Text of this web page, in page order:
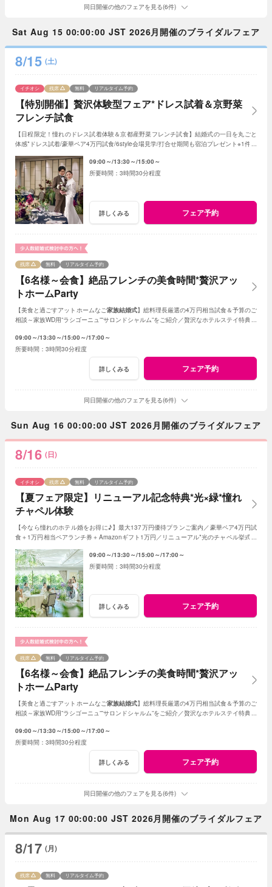
同日開催の他のフェアを見る(6件)
Sat Aug 15 00:00:00 JST 2026月開催のブライダルフェア
8/15 (土)
【特別開催】贅沢体験型フェア*ドレス試着＆京野菜
フレンチ試食
イチオシ 残席 無料 リアルタイム予約
【日程限定！憧れのドレス試着体験＆京都産野菜フレンチ試食】結婚式の一日を丸ごと
体感*ドレス試着/豪華ペア4万円試食/6style会場見学/打合せ期間も宿泊プレゼント※1件目
09:00～ 13:30～ 15:00～
3時間30分程度
詳しくみる フェア予約
【6名様～会食】絶品フレンチの美食時間*贅沢アッ
トホームParty
残席 無料 リアルタイム予約
【美食と過ごすアットホームなご家族結婚式】総料理長厳選の4万円相当試食＆予算のご
相談～家族WD用”ラシゴーニュ””サロンドシャルム”をご紹介／贅沢なホテルステイ特典あ
09:00～ 13:30～ 15:00～ 17:00～
3時間30分程度
詳しくみる フェア予約
同日開催の他のフェアを見る(6件)
Sun Aug 16 00:00:00 JST 2026月開催のブライダルフェア
8/16 (日)
【夏フェア限定】リニューアル記念特典*光×緑*憧れ
チャペル体験
イチオシ 残席 無料 リアルタイム予約
【今なら憧れのホテル婚をお得に♪】最大137万円優待プランご案内／豪華ペア4万円試
食＋1万円相当ペアランチ券＋Amazonギフト1万円／リニューアル*光のチャペル挙式体
09:00～ 13:30～ 15:00～ 17:00～
3時間30分程度
詳しくみる フェア予約
【6名様～会食】絶品フレンチの美食時間*贅沢アッ
トホームParty
残席 無料 リアルタイム予約
【美食と過ごすアットホームなご家族結婚式】総料理長厳選の4万円相当試食＆予算のご
相談～家族WD用”ラシゴーニュ””サロンドシャルム”をご紹介／贅沢なホテルステイ特典あ
09:00～ 13:30～ 15:00～ 17:00～
3時間30分程度
詳しくみる フェア予約
同日開催の他のフェアを見る(6件)
Mon Aug 17 00:00:00 JST 2026月開催のブライダルフェア
8/17 (月)
残席 無料 リアルタイム予約